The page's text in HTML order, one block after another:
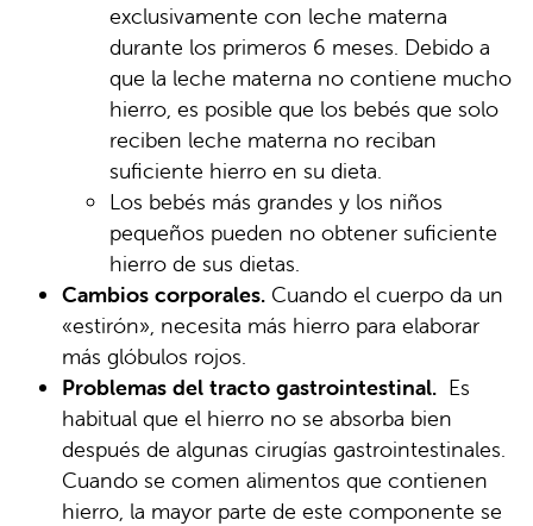
exclusivamente con leche materna
durante los primeros 6 meses. Debido a
que la leche materna no contiene mucho
hierro, es posible que los bebés que solo
reciben leche materna no reciban
suficiente hierro en su dieta.
Los bebés más grandes y los niños
pequeños pueden no obtener suficiente
hierro de sus dietas.
Cambios corporales. Cuando el cuerpo da un
«estirón», necesita más hierro para elaborar
más glóbulos rojos.
Problemas del tracto gastrointestinal. Es
habitual que el hierro no se absorba bien
después de algunas cirugías gastrointestinales.
Cuando se comen alimentos que contienen
hierro, la mayor parte de este componente se